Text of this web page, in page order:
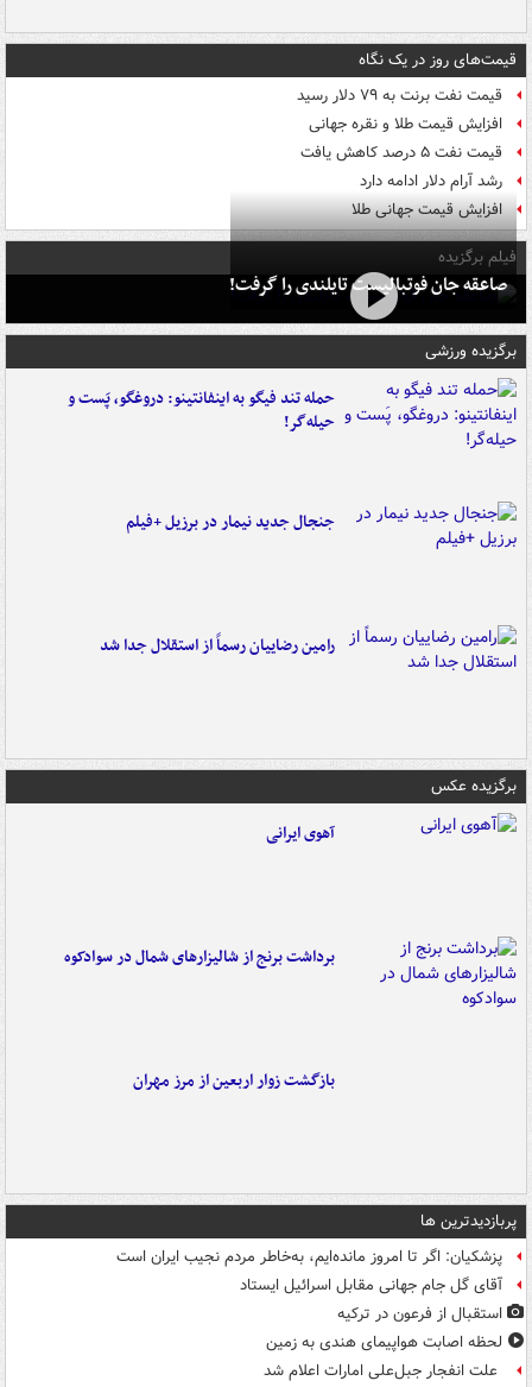
قیمت‌های روز در یک نگاه
قیمت نفت برنت به ۷۹ دلار رسید
افزایش قیمت طلا و نقره جهانی
قیمت نفت ۵ درصد کاهش یافت
رشد آرام دلار ادامه دارد
افزایش قیمت جهانی طلا
فیلم برگزیده
صاعقه جان فوتبالیست تایلندی را گرفت!
برگزیده ورزشی
حمله تند فیگو به اینفانتینو: دروغگو، پَست‌ و
حیله‌گر!
جنجال جدید نیمار در برزیل +فیلم
رامین رضاییان رسماً از استقلال جدا شد
برگزیده عکس
آهوی ایرانی
برداشت برنج از شالیزارهای شمال در سوادکوه
بازگشت زوار اربعین از مرز مهران
پربازدیدترین ها
پزشکیان: اگر تا امروز مانده‌ایم، به‌خاطر مردم نجیب ایران است
آقای گل جام جهانی مقابل اسرائیل ایستاد
استقبال از فرعون در ترکیه
لحظه اصابت هواپیمای هندی به زمین
علت انفجار جبل‌علی امارات اعلام شد